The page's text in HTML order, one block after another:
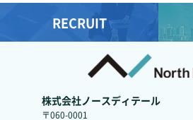
RECRUIT
株式会社ノースディテール
〒060-0001